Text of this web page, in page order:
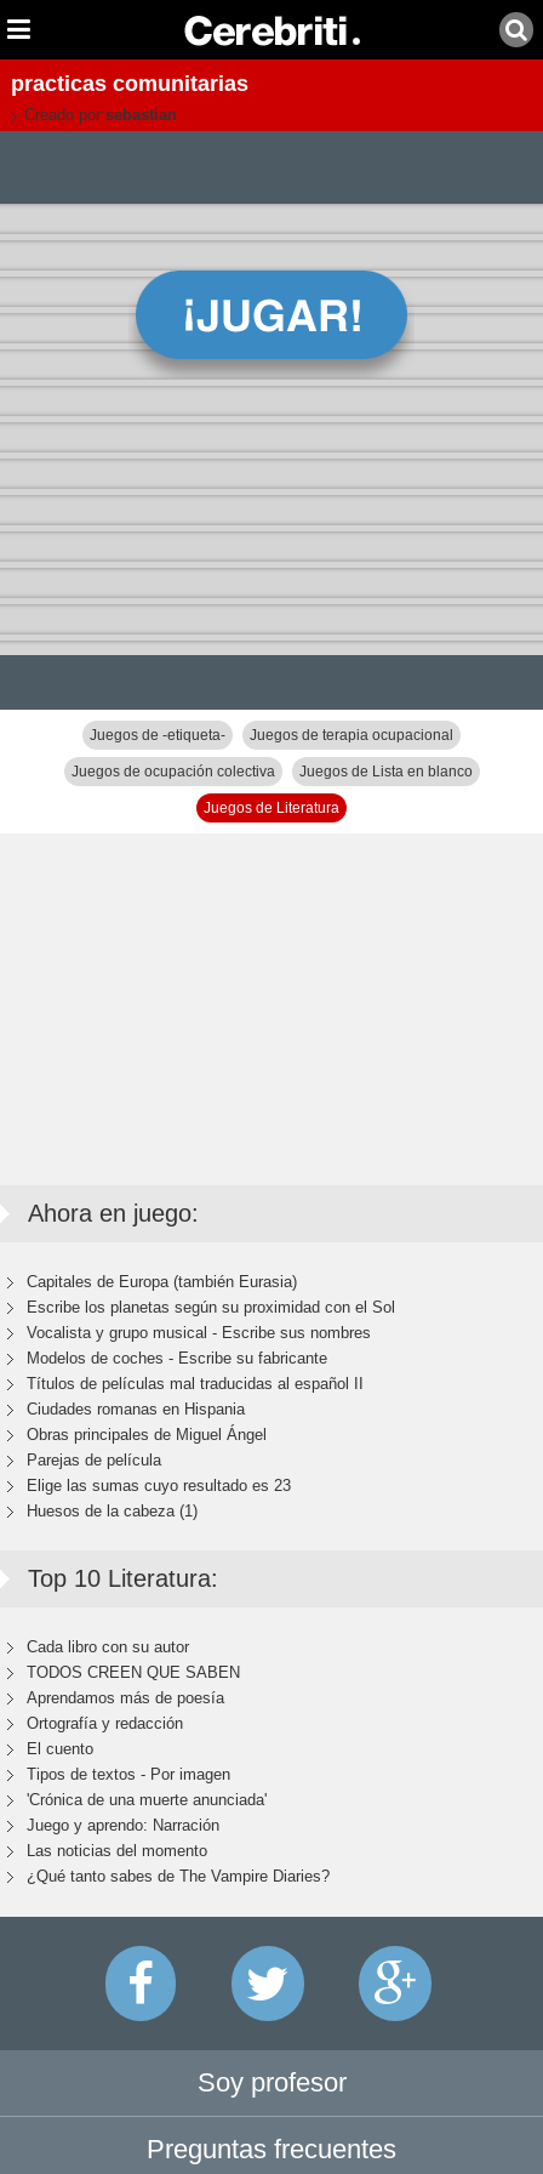
practicas comunitarias
Creado por:sebastian
Juegos de -etiqueta- Juegos de terapia ocupacional
Juegos de ocupación colectiva Juegos de Lista en blanco
Juegos de Literatura
Ahora en juego:
Capitales de Europa (también Eurasia)
Escribe los planetas según su proximidad con el Sol
Vocalista y grupo musical - Escribe sus nombres
Modelos de coches - Escribe su fabricante
Títulos de películas mal traducidas al español II
Ciudades romanas en Hispania
Obras principales de Miguel Ángel
Parejas de película
Elige las sumas cuyo resultado es 23
Huesos de la cabeza (1)
Top 10 Literatura:
Cada libro con su autor
TODOS CREEN QUE SABEN
Aprendamos más de poesía
Ortografía y redacción
El cuento
Tipos de textos - Por imagen
'Crónica de una muerte anunciada'
Juego y aprendo: Narración
Las noticias del momento
¿Qué tanto sabes de The Vampire Diaries?
Soy profesor
Preguntas frecuentes